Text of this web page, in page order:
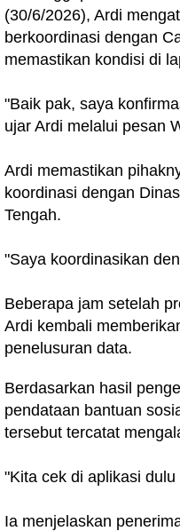
(30/6/2026), Ardi
berkoordinasi dengan
memastikan kondisi di
"Baik pak, saya
ujar Ardi melalui pesan
Ardi memastikan
koordinasi dengan
Tengah.
"Saya koordinasikan
Beberapa jam setelah
Ardi kembali
penelusuran data.
Berdasarkan hasil
pendataan bantuan
tersebut tercatat
"Kita cek di aplikasi dulu
Ia menjelaskan